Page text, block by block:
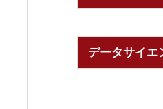
データサイエ